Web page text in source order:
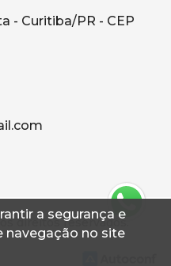
a segurança e
navegação no site
- Curitiba/PR - CEP
direitos reservados.